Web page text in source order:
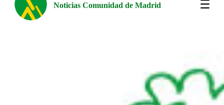
Noticias Comunidad de Madrid